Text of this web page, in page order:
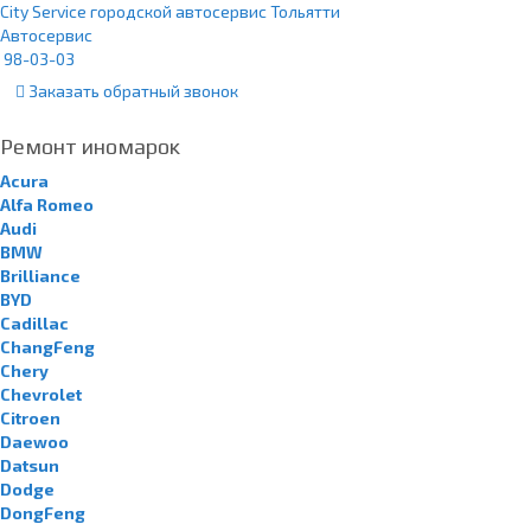
City Service городской автосервис Тольятти
Автосервис
98-03-03
Заказать обратный звонок
Ремонт иномарок
Acura
Alfa Romeo
Audi
BMW
Brilliance
BYD
Cadillac
ChangFeng
Chery
Chevrolet
Citroen
Daewoo
Datsun
Dodge
DongFeng